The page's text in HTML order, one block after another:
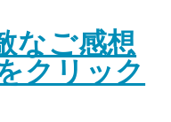
なご感想
クリック